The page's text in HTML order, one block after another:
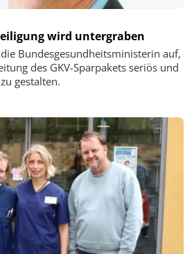
wird untergraben
Bundesgesundheitsministerin auf,
des GKV-Sparpakets seriös und
gestalten.